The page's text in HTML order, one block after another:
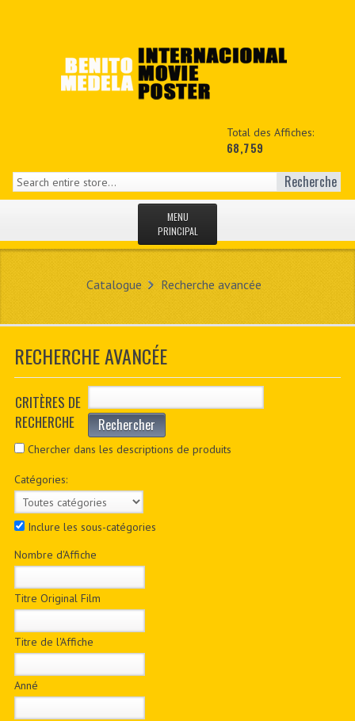
Total des Affiches:
68,759
Recherche
MENU
PRINCIPAL
MON COPTE
CONTACTER
PDF BOOKS
CUSTOM PDF
Catalogue Recherche avancée
RECHERCHE AVANCÉE
CRITÈRES DE
RECHERCHE
Rechercher
Chercher dans les descriptions de produits
Catégories:
Inclure les sous-catégories
Nombre d'Affiche
Titre Original Film
Titre de l'Affiche
Anné